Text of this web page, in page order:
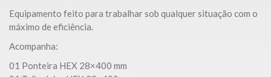
Equipamento feito para trabalhar sob qualquer situação com o
máximo de eficiência.
Acompanha:
01 Ponteira HEX 28×400 mm